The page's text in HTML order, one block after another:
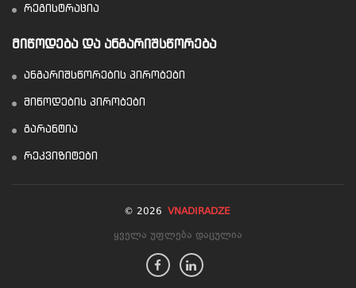
რეგისტრაცია
ᲛᲘᲬᲝᲓᲔᲑᲐ ᲓᲐ ᲐᲜᲒᲐᲠᲘᲨᲡᲬᲝᲠᲔᲑᲐ
ანგარიშსწორების პირობები
მიწოდების პირობები
გარანტია
რეკვიზიტები
© 2026 VNADIRADZE
ყველა უფლება დაცულია